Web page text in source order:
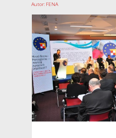
Autor: FENA